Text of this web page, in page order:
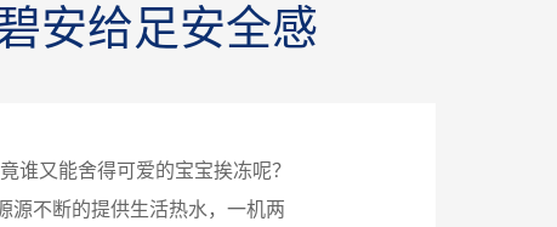
安给足安全感
谁又能舍得可爱的宝宝挨冻呢？
源不断的提供生活热水，一机两